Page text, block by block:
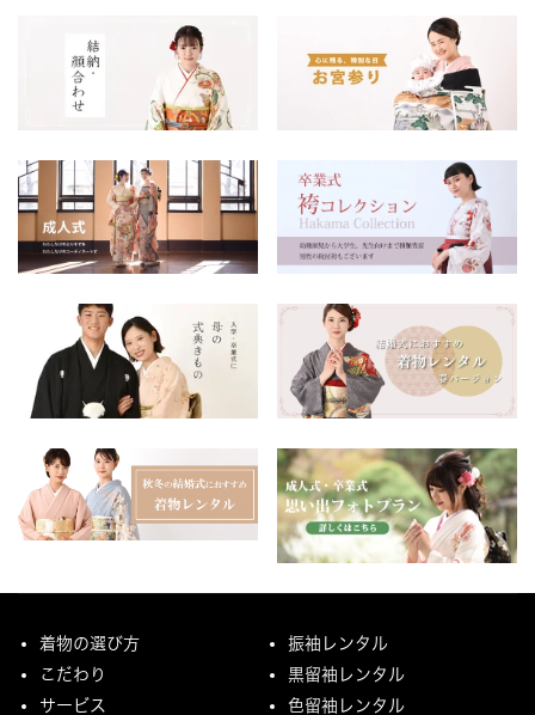
着物の選び方
こだわり
サービス
振袖レンタル
黒留袖レンタル
色留袖レンタル